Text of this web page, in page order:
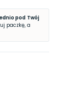
pod Twój
paczkę, a